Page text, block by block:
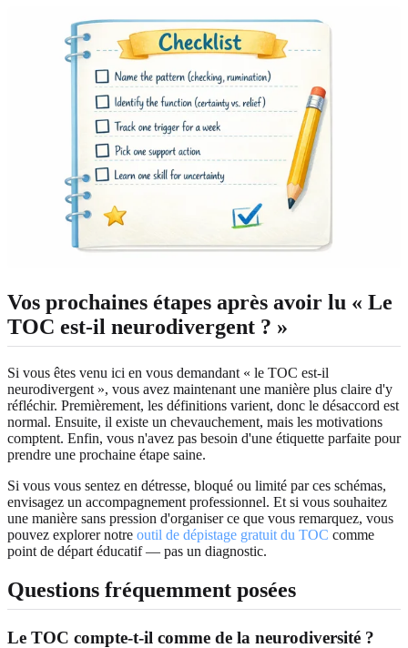
Vos prochaines étapes après avoir lu « Le
TOC est-il neurodivergent ? »
Si vous êtes venu ici en vous demandant « le TOC est-il
neurodivergent », vous avez maintenant une manière plus claire d'y
réfléchir. Premièrement, les définitions varient, donc le désaccord est
normal. Ensuite, il existe un chevauchement, mais les motivations
comptent. Enfin, vous n'avez pas besoin d'une étiquette parfaite pour
prendre une prochaine étape saine.
Si vous vous sentez en détresse, bloqué ou limité par ces schémas,
envisagez un accompagnement professionnel. Et si vous souhaitez
une manière sans pression d'organiser ce que vous remarquez, vous
pouvez explorer notre outil de dépistage gratuit du TOC comme
point de départ éducatif — pas un diagnostic.
Questions fréquemment posées
Le TOC compte-t-il comme de la neurodiversité ?